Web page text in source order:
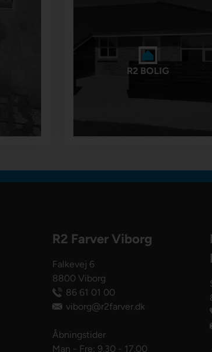
R2 BOLIG
R2 Farver Viborg
Falkevej 6
8800 Viborg
86 61 01 00
viborg@r2farver.dk
Åbningstider
Man - Fre: 9.30 - 17.00